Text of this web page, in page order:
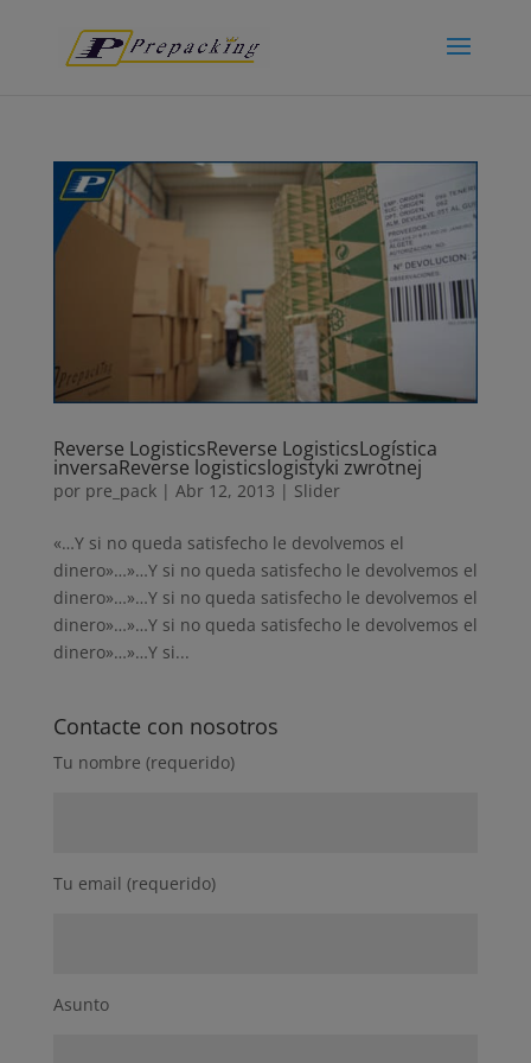
Reverse LogisticsReverse LogisticsLogística
inversaReverse logisticslogistyki zwrotnej
por pre_pack| Abr 12, 2013 | Slider
«…Y si no queda satisfecho le devolvemos el
dinero»…»…Y si no queda satisfecho le devolvemos el
dinero»…»…Y si no queda satisfecho le devolvemos el
dinero»…»…Y si no queda satisfecho le devolvemos el
dinero»…»…Y si...
Contacte con nosotros
Tu nombre (requerido)
Tu email (requerido)
Asunto